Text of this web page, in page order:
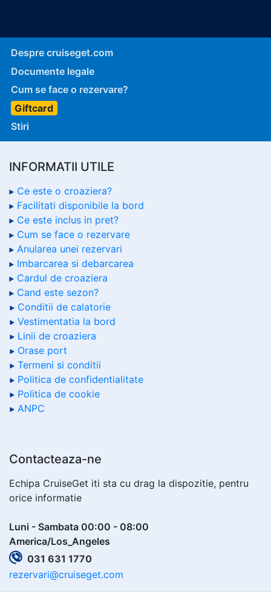
Despre cruiseget.com
Documente legale
Cum se face o rezervare?
Giftcard
Stiri
INFORMATII UTILE
Ce este o croaziera?
Facilitati disponibile la bord
Ce este inclus in pret?
Cum se face o rezervare
Anularea unei rezervari
Imbarcarea si debarcarea
Cardul de croaziera
Cand este sezon?
Conditii de calatorie
Vestimentatia la bord
Linii de croaziera
Orase port
Termeni si conditii
Politica de confidentialitate
Politica de cookie
ANPC
Contacteaza-ne
Echipa CruiseGet iti sta cu drag la dispozitie, pentru
orice informatie
Luni - Sambata 00:00 - 08:00
America/Los_Angeles
031 631 1770
rezervari@cruiseget.com